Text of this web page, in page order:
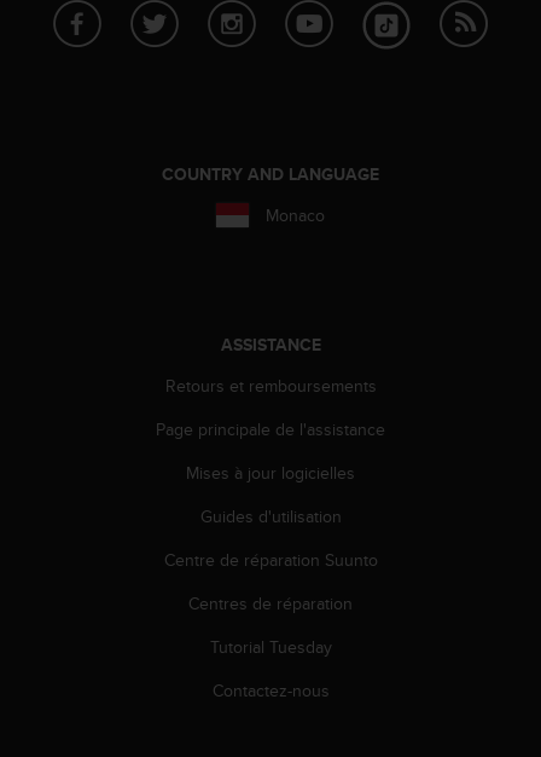
COUNTRY AND LANGUAGE
Monaco
ASSISTANCE
Retours et remboursements
Page principale de l'assistance
Mises à jour logicielles
Guides d'utilisation
Centre de réparation Suunto
Centres de réparation
Tutorial Tuesday
Contactez-nous